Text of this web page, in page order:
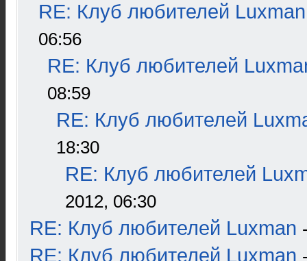
RE: Клуб любителей Luxman
06:56
RE: Клуб любителей
08:59
RE: Клуб любителей
18:30
RE: Клуб любителей
2012, 06:30
RE: Клуб любителей Luxman
RE: Клуб любителей Luxman